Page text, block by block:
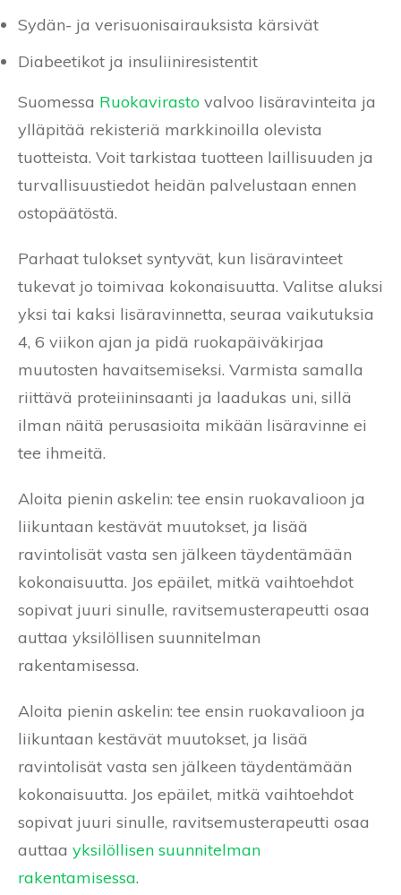
Sydän- ja verisuonisairauksista kärsivät
Diabeetikot ja insuliiniresistentit
Suomessa Ruokavirasto valvoo lisäravinteita ja
ylläpitää rekisteriä markkinoilla olevista
tuotteista. Voit tarkistaa tuotteen laillisuuden ja
turvallisuustiedot heidän palvelustaan ennen
ostopäätöstä.
Parhaat tulokset syntyvät, kun lisäravinteet
tukevat jo toimivaa kokonaisuutta. Valitse aluksi
yksi tai kaksi lisäravinnetta, seuraa vaikutuksia
4, 6 viikon ajan ja pidä ruokapäiväkirjaa
muutosten havaitsemiseksi. Varmista samalla
riittävä proteiininsaanti ja laadukas uni, sillä
ilman näitä perusasioita mikään lisäravinne ei
tee ihmeitä.
Aloita pienin askelin: tee ensin ruokavalioon ja
liikuntaan kestävät muutokset, ja lisää
ravintolisät vasta sen jälkeen täydentämään
kokonaisuutta. Jos epäilet, mitkä vaihtoehdot
sopivat juuri sinulle, ravitsemusterapeutti osaa
auttaa yksilöllisen suunnitelman
rakentamisessa.
Aloita pienin askelin: tee ensin ruokavalioon ja
liikuntaan kestävät muutokset, ja lisää
ravintolisät vasta sen jälkeen täydentämään
kokonaisuutta. Jos epäilet, mitkä vaihtoehdot
sopivat juuri sinulle, ravitsemusterapeutti osaa
auttaa yksilöllisen suunnitelman
rakentamisessa.